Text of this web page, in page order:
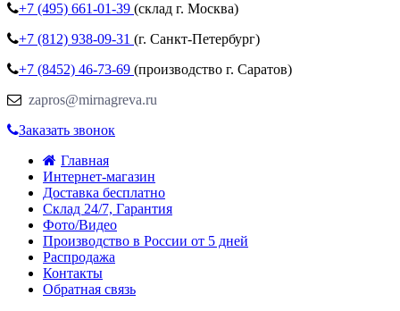
+7 (495) 661-01-39 (склад г. Москва)
+7 (812) 938-09-31 (г. Санкт-Петербург)
+7 (8452) 46-73-69 (производство г. Саратов)
zapros@mirnagreva.ru
Заказать звонок
Главная
Интернет-магазин
Доставка бесплатно
Склад 24/7, Гарантия
Фото/Видео
Производство в России от 5 дней
Распродажа
Контакты
Обратная связь